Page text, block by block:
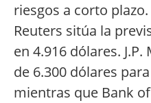
riesgos a corto
Reuters sitúa la
en 4.916 dólares.
de 6.300 dólares
mientras que Bank